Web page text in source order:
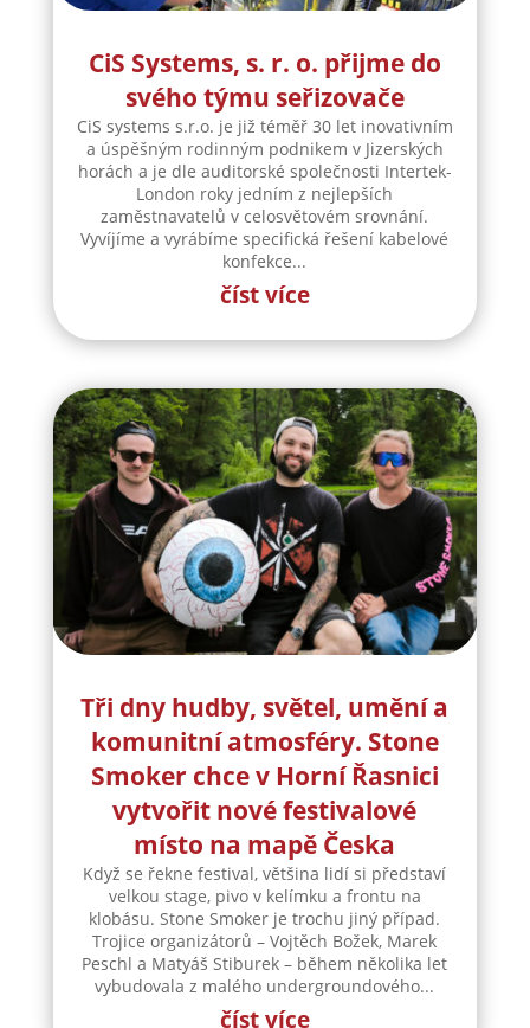
CiS Systems, s. r. o. přijme do
svého týmu seřizovače
CiS systems s.r.o. je již téměř 30 let inovativním
a úspěšným rodinným podnikem v Jizerských
horách a je dle auditorské společnosti Intertek-
London roky jedním z nejlepších
zaměstnavatelů v celosvětovém srovnání.
Vyvíjíme a vyrábíme specifická řešení kabelové
konfekce...
číst více
Tři dny hudby, světel, umění a
komunitní atmosféry. Stone
Smoker chce v Horní Řasnici
vytvořit nové festivalové
místo na mapě Česka
Když se řekne festival, většina lidí si představí
velkou stage, pivo v kelímku a frontu na
klobásu. Stone Smoker je trochu jiný případ.
Trojice organizátorů – Vojtěch Božek, Marek
Peschl a Matyáš Stiburek – během několika let
vybudovala z malého undergroundového...
číst více